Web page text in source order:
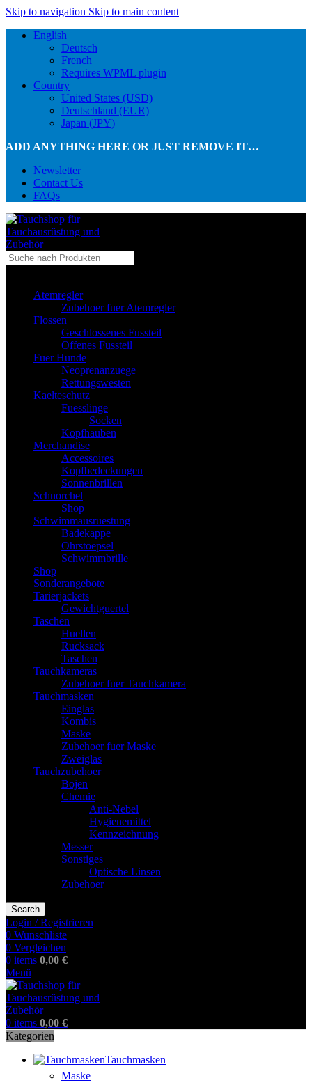
Skip to navigation Skip to main content
English
Deutsch
French
Requires WPML plugin
Country
United States (USD)
Deutschland (EUR)
Japan (JPY)
ADD ANYTHING HERE OR JUST REMOVE IT…
Newsletter
Contact Us
FAQs
Atemregler
Zubehoer fuer Atemregler
Flossen
Geschlossenes Fussteil
Offenes Fussteil
Fuer Hunde
Neoprenanzuege
Rettungswesten
Kaelteschutz
Fuesslinge
Socken
Kopfhauben
Merchandise
Accessoires
Kopfbedeckungen
Sonnenbrillen
Schnorchel
Shop
Schwimmausruestung
Badekappe
Ohrstoepsel
Schwimmbrille
Shop
Sonderangebote
Tarierjackets
Gewichtguertel
Taschen
Huellen
Rucksack
Taschen
Tauchkameras
Zubehoer fuer Tauchkamera
Tauchmasken
Einglas
Kombis
Maske
Zubehoer fuer Maske
Zweiglas
Tauchzubehoer
Bojen
Chemie
Anti-Nebel
Hygienemittel
Kennzeichnung
Messer
Sonstiges
Optische Linsen
Zubehoer
Search
Login / Registrieren
0 Wunschliste
0 Vergleichen
0 items 0,00 €
Menü
0 items 0,00 €
Kategorien
Tauchmasken
Maske